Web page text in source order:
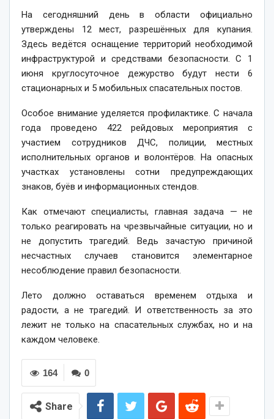
На сегодняшний день в области официально
утверждены 12 мест, разрешённых для купания.
Здесь ведётся оснащение территорий необходимой
инфраструктурой и средствами безопасности. С 1
июня круглосуточное дежурство будут нести 6
стационарных и 5 мобильных спасательных постов.
Особое внимание уделяется профилактике. С начала
года проведено 422 рейдовых мероприятия с
участием сотрудников ДЧС, полиции, местных
исполнительных органов и волонтёров. На опасных
участках установлены сотни предупреждающих
знаков, буёв и информационных стендов.
Как отмечают специалисты, главная задача — не
только реагировать на чрезвычайные ситуации, но и
не допустить трагедий. Ведь зачастую причиной
несчастных случаев становится элементарное
несоблюдение правил безопасности.
Лето должно оставаться временем отдыха и
радости, а не трагедий. И ответственность за это
лежит не только на спасательных службах, но и на
каждом человеке.
0
164
Share